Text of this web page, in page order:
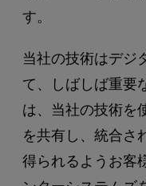
す。
当社の技術はデジ
て、しばしば重要
は、当社の技術を
を共有し、統合さ
得られるようお客